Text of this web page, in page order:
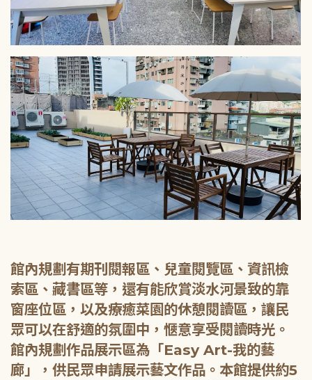
館內規劃有期刊閱報區、兒童閱覽區、資訊檢
索區、藏書區等，還有能欣賞淡水河景致的靠
窗座位區，以及療癒菜園的休憩閱讀區，讓民
眾可以在舒適的氛圍中，愜意享受閱讀時光。
館內規劃作品展示區為「Easy Art-我的藝
廊」，供民眾申請展示藝文作品。本館提供約5